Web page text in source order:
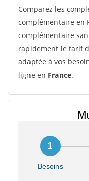
Comparez les
complémentaire en
complémentaire
rapidement le tarif
adaptée à vos
ligne en France.